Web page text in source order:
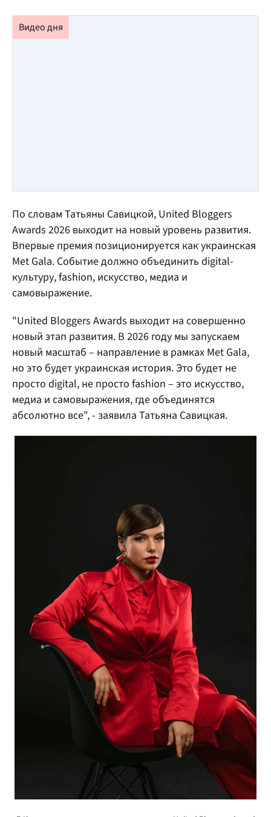
По словам Татьяны Савицкой, United Bloggers
Awards 2026 выходит на новый уровень развития.
Впервые премия позиционируется как украинская
Met Gala. Событие должно объединить digital-
культуру, fashion, искусство, медиа и
самовыражение.
"United Bloggers Awards выходит на совершенно
новый этап развития. В 2026 году мы запускаем
новый масштаб – направление в рамках Met Gala,
но это будет украинская история. Это будет не
просто digital, не просто fashion – это искусство,
медиа и самовыражения, где объединятся
абсолютно все", - заявила Татьяна Савицкая.